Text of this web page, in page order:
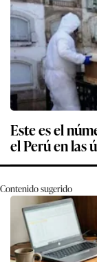
Este es el
el Perú en las
Contenido sugerido